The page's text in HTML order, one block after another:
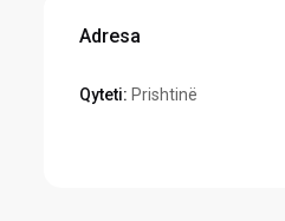
Adresa
Qyteti: Prishtinë